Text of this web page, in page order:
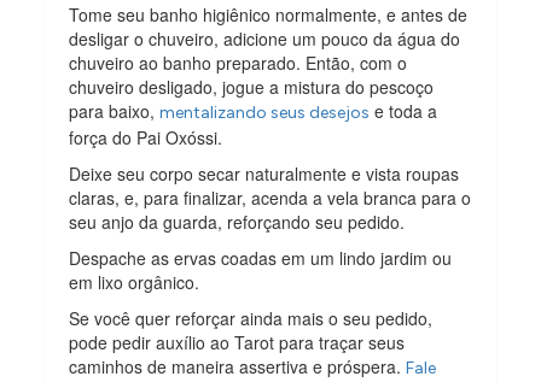
Tome seu banho higiênico normalmente, e antes de
desligar o chuveiro, adicione um pouco da água do
chuveiro ao banho preparado. Então, com o
chuveiro desligado, jogue a mistura do pescoço
para baixo,mentalizando seus desejos e toda a
força do Pai Oxóssi.
Deixe seu corpo secar naturalmente e vista roupas
claras, e, para finalizar, acenda a vela branca para o
seu anjo da guarda, reforçando seu pedido.
Despache as ervas coadas em um lindo jardim ou
em lixo orgânico.
Se você quer reforçar ainda mais o seu pedido,
pode pedir auxílio ao Tarot para traçar seus
caminhos de maneira assertiva e próspera.Fale